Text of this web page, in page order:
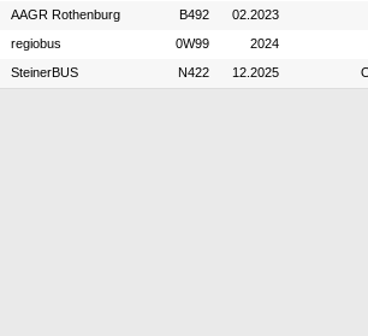
AAGR Rothenburg B492 02.2023
regiobus 0W99 2024
SteinerBUS N422 12.2025